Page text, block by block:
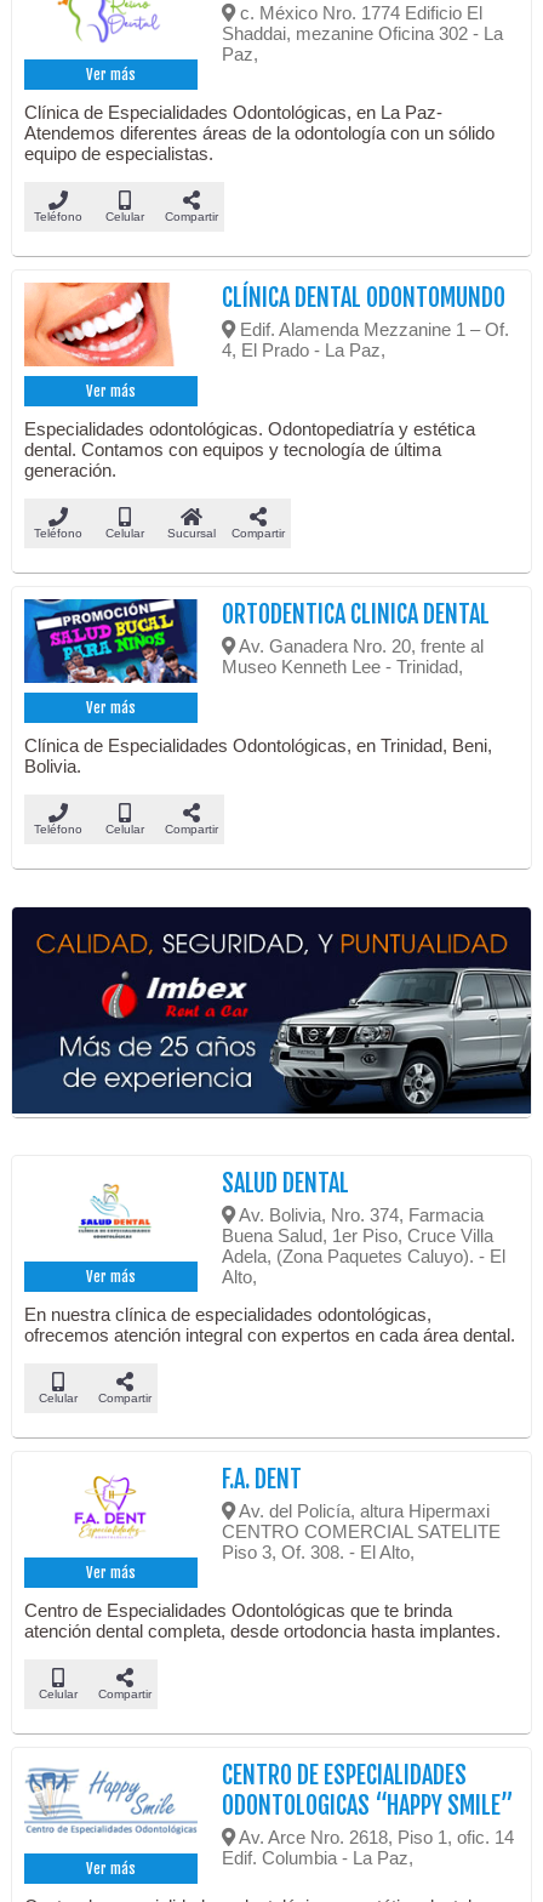
Ver más
c. México Nro. 1774 Edificio El
Shaddai, mezanine Oficina 302 - La
Paz,
Clínica de Especialidades Odontológicas, en La Paz-
Atendemos diferentes áreas de la odontología con un sólido
equipo de especialistas.
Teléfono Celular Compartir
Ver más
CLÍNICA DENTAL ODONTOMUNDO
Edif. Alamenda Mezzanine 1 – Of.
4, El Prado - La Paz,
Especialidades odontológicas. Odontopediatría y estética
dental. Contamos con equipos y tecnología de última
generación.
Teléfono Celular Sucursal Compartir
Ver más
ORTODENTICA CLINICA DENTAL
Av. Ganadera Nro. 20, frente al
Museo Kenneth Lee - Trinidad,
Clínica de Especialidades Odontológicas, en Trinidad, Beni,
Bolivia.
Teléfono Celular Compartir
Ver más
SALUD DENTAL
Av. Bolivia, Nro. 374, Farmacia
Buena Salud, 1er Piso, Cruce Villa
Adela, (Zona Paquetes Caluyo). - El
Alto,
En nuestra clínica de especialidades odontológicas,
ofrecemos atención integral con expertos en cada área dental.
Celular Compartir
Ver más
F.A. DENT
Av. del Policía, altura Hipermaxi
CENTRO COMERCIAL SATELITE
Piso 3, Of. 308. - El Alto,
Centro de Especialidades Odontológicas que te brinda
atención dental completa, desde ortodoncia hasta implantes.
Celular Compartir
Ver más
CENTRO DE ESPECIALIDADES
ODONTOLOGICAS “HAPPY SMILE”
Av. Arce Nro. 2618, Piso 1, ofic. 14
Edif. Columbia - La Paz,